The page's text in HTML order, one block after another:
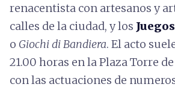
renacentista con artesanos y
calles de la ciudad, y los
o Giochi di Bandiera. El acto
21.00 horas en la Plaza Torre
con las actuaciones de